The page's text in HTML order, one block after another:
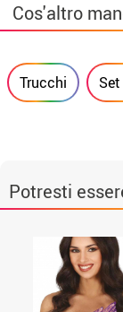
Cos'altro
Trucchi
Potresti